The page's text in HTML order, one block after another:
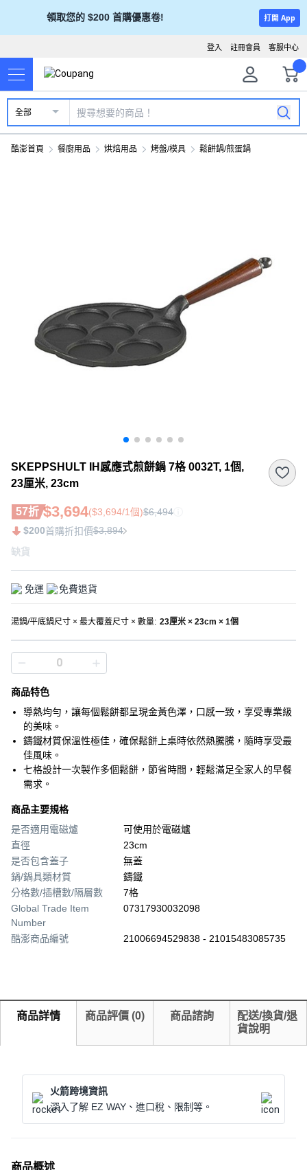
領取您的 $200 首購優惠卷! 打開 App
客服中心
註冊會員
登入
全部
酷澎首頁 餐廚用品 烘焙用品 烤盤/模具 鬆餅鍋/煎蛋鍋
SKEPPSHULT IH感應式煎餅鍋 7格 0032T, 1個,
23厘米, 23cm
57折 $3,694($3,694/1個)$6,494
$200首購折扣價$3,894
缺貨
免運 免費退貨
湯鍋/平底鍋尺寸 × 最大覆蓋尺寸 × 數量: 23厘米 × 23cm × 1個
商品特色
導熱均勻，讓每個鬆餅都呈現金黃色澤，口感一致，享受專業級
的美味。
鑄鐵材質保溫性極佳，確保鬆餅上桌時依然熱騰騰，隨時享受最
佳風味。
七格設計一次製作多個鬆餅，節省時間，輕鬆滿足全家人的早餐
需求。
商品主要規格
是否適用電磁爐
可使用於電磁爐
直徑
23cm
是否包含蓋子
無蓋
鍋/鍋具類材質
鑄鐵
分格數/插槽數/隔層數
7格
Global Trade Item
Number
07317930032098
酷澎商品編號 21006694529838 - 21015483085735
商品詳情 商品評價 (0) 商品諮詢
配送/換貨/退
貨說明
火箭跨境資訊
深入了解 EZ WAY、進口稅、限制等。
商品概述